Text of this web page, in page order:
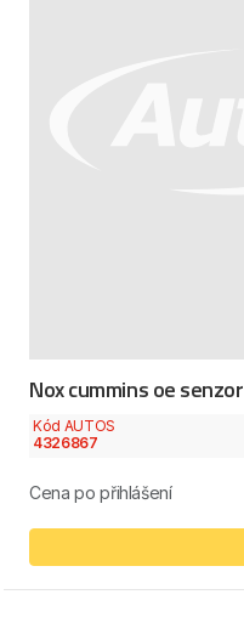
Nox cummins oe senzor
Kód AUTOS
4326867
Cena po přihlášení